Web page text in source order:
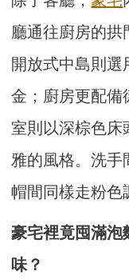
廳通往廚房的拱
開放式中島則選
金；廚房更配備
室則以深棕色床
雅的風格。洗手
帽間同樣走粉色
豪宅裡竟囤滿
味？